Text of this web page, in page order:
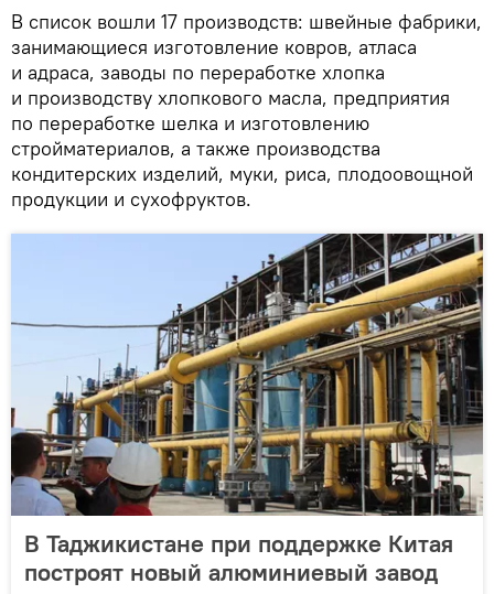
В список вошли 17 производств: швейные фабрики,
занимающиеся изготовление ковров, атласа
и адраса, заводы по переработке хлопка
и производству хлопкового масла, предприятия
по переработке шелка и изготовлению
стройматериалов, а также производства
кондитерских изделий, муки, риса, плодоовощной
продукции и сухофруктов.
В Таджикистане при поддержке Китая
построят новый алюминиевый завод